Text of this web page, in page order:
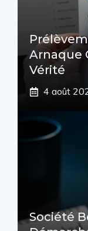
Arnaque
Vérité
4 août
Société